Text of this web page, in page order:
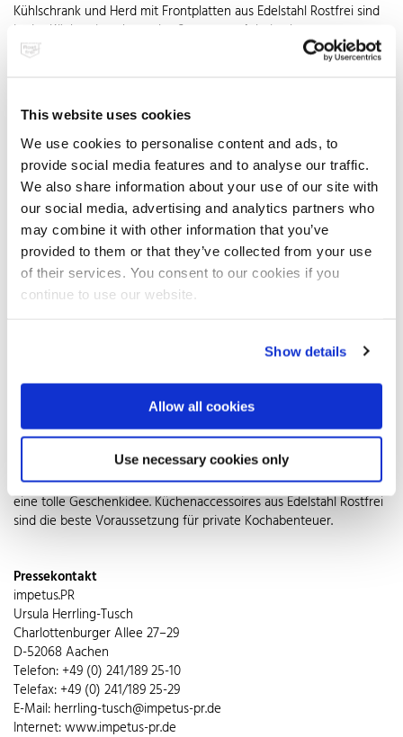
This website uses cookies
We use cookies to personalise content and ads, to
provide social media features and to analyse our traffic.
We also share information about your use of our site with
our social media, advertising and analytics partners who
may combine it with other information that you’ve
provided to them or that they’ve collected from your use
of their services. You consent to our cookies if you
continue to use our website.
Show details
Allow all cookies
Use necessary cookies only
Kühlschrank und Herd mit Frontplatten aus Edelstahl Rostfrei sind
in der Küche ein echt cooles Statement. Arbeitsplatten aus
nichtrostendem Stahl halten auch den heißesten Kochabenteuern
stand. Kombiniert mit Küchengeräten aus Edelstahl machen sie
oder Mixer: In den passenden Trendteilen werden Fitnessdrinks
für Vitamin-Junkies und Smoothie-Fans zum stylischen Genuss. Er
bleibt auf lange Zeit ungetrübt, denn Obststückchen im
Edelstahlsieb des Entsafters oder an den Messern lassen sich
problemlos mit Wasser abspülen. Zum wahren Augenschmaus und
zur köstlichen Gaumenfreude werden eigene Backkreationen, die
in einer der schicken Allround-Küchenmaschinen mit attraktivem
Edelstahl-Sockel leicht gezaubert sind. Aber auch die angesagten
Toaster mit glänzender Oberfläche aus nichtrostendem Stahl
machen in jeder Küche eine gute Figur. Dank Antifingerprint-
Beschichtung werden Butterfinger nicht zu bleibenden Souvenirs.
problemloser Reinigung. Nichtrostende Oberflächen und
oder Kräuterkick. Das i-Tüpfelchen beim Kaffeegenuss ist natürlich
der elektrische Milchaufschäumer. Modelle mit Edelstahl-Stab
verbiegen nicht und verführen zu kunstvollen Milchschaum-
Mustern. Blitzschnell hygienisch gereinigt, sind Schaumschläger
auch im Ruhezustand ein echter Hingucker. Die Liste der
trendigen Helfer lässt sich endlos fortsetzen und enthält immer
eine tolle Geschenkidee. Küchenaccessoires aus Edelstahl Rostfrei
sind die beste Voraussetzung für private Kochabenteuer.
Pressekontakt
impetus.PR
Ursula Herrling-Tusch
Charlottenburger Allee 27–29
D-52068 Aachen
Telefon: +49 (0) 241/189 25-10
Telefax: +49 (0) 241/189 25-29
E-Mail: herrling-tusch@impetus-pr.de
Internet: www.impetus-pr.de